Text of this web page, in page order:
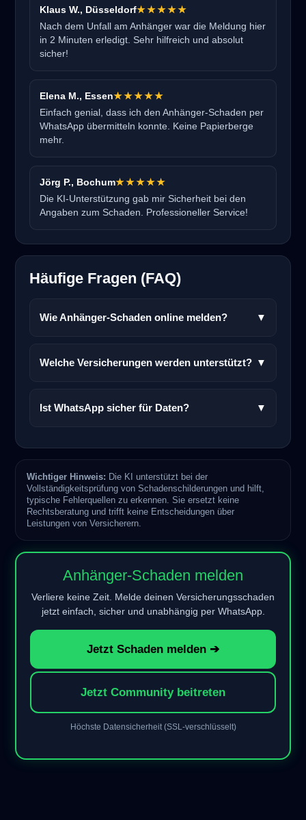
Klaus W., Düsseldorf★★★★★
Nach dem Unfall am Anhänger war die Meldung hier
in 2 Minuten erledigt. Sehr hilfreich und absolut
sicher!
Elena M., Essen★★★★★
Einfach genial, dass ich den Anhänger-Schaden per
WhatsApp übermitteln konnte. Keine Papierberge
mehr.
Jörg P., Bochum★★★★★
Die KI-Unterstützung gab mir Sicherheit bei den
Angaben zum Schaden. Professioneller Service!
Häufige Fragen (FAQ)
Wie Anhänger-Schaden online melden? ▼
Welche Versicherungen werden unterstützt? ▼
Ist WhatsApp sicher für Daten? ▼
Wichtiger Hinweis: Die KI unterstützt bei der
Vollständigkeitsprüfung von Schadenschilderungen und hilft,
typische Fehlerquellen zu erkennen. Sie ersetzt keine
Rechtsberatung und trifft keine Entscheidungen über
Leistungen von Versicherern.
Anhänger-Schaden melden
Verliere keine Zeit. Melde deinen Versicherungsschaden
jetzt einfach, sicher und unabhängig per WhatsApp.
Jetzt Schaden melden ➔
Jetzt Community beitreten
Höchste Datensicherheit (SSL-verschlüsselt)